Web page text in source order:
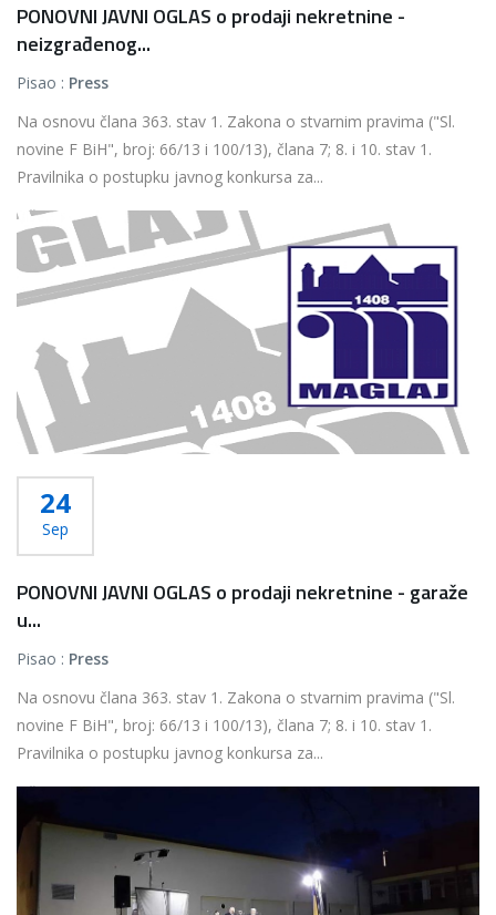
PONOVNI JAVNI OGLAS o prodaji nekretnine -
neizgrađenog...
Pisao : Press
Na osnovu člana 363. stav 1. Zakona o stvarnim pravima ("Sl.
novine F BiH", broj: 66/13 i 100/13), člana 7; 8. i 10. stav 1.
Pravilnika o postupku javnog konkursa za...
Više...
24
Sep
PONOVNI JAVNI OGLAS o prodaji nekretnine - garaže
u...
Pisao : Press
Na osnovu člana 363. stav 1. Zakona o stvarnim pravima ("Sl.
novine F BiH", broj: 66/13 i 100/13), člana 7; 8. i 10. stav 1.
Pravilnika o postupku javnog konkursa za...
Više...